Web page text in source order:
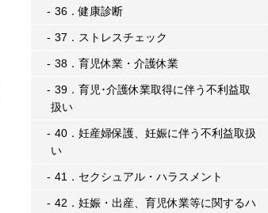
36．健康診断
37．ストレスチェック
38．育児休業・介護休業
39．育児･介護休業取得に伴う不利益取
扱い
40．妊産婦保護、妊娠に伴う不利益取扱
い
41．セクシュアル・ハラスメント
42．妊娠・出産、育児休業等に関するハ